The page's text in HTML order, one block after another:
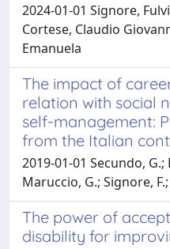
2024-01-01 Signore,
Cortese, Claudio
Emanuela
The impact of
relation with social
self-management:
from the Italian
2019-01-01 Secundo,
Maruccio, G.; Signore,
The power of
disability for